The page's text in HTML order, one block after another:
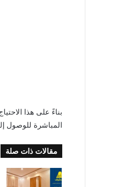
بناءً على هذا
المباشرة للوصول
مقالات ذات صلة